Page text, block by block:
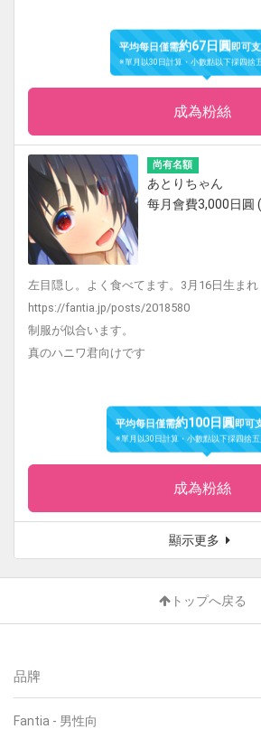
平均每日僅需約67日圓即可
※單月以30日計算・小數點以下採四捨
成為粉絲
尚有名額
あとりちゃん
每月會費3,000日圓
左目隠し。よく食べてます。3月16日生まれ
https://fantia.jp/posts/2018580
制服が似合います。
真のハニワ君向けです
平均每日僅需約100日圓即可
※單月以30日計算・小數點以下採四捨
成為粉絲
顯示更多
トップへ戻る
品牌
Fantia - 男性向